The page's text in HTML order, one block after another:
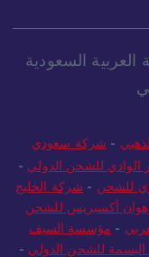
السعودية
شركة سعودي
الوادي للشحن الدولي -
للشحن
شركة الخليج
أكسبريس للشحن
-مؤسسة السيف